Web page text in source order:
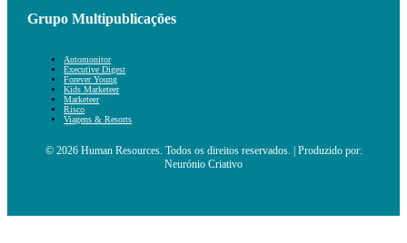
Grupo Multipublicações
Automonitor
Executive Digest
Forever Young
Kids Marketeer
Marketeer
Risco
Viagens & Resorts
© 2026 Human Resources. Todos os direitos reservados. | Produzido por:
Neurónio Criativo